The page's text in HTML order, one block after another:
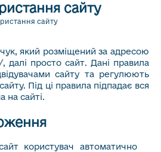
сайту
сайту
який розміщений за адресою
просто сайт. Дані правила
сайту та регулюють
Під ці правила підпадає вся
на сайті.
користувач автоматично